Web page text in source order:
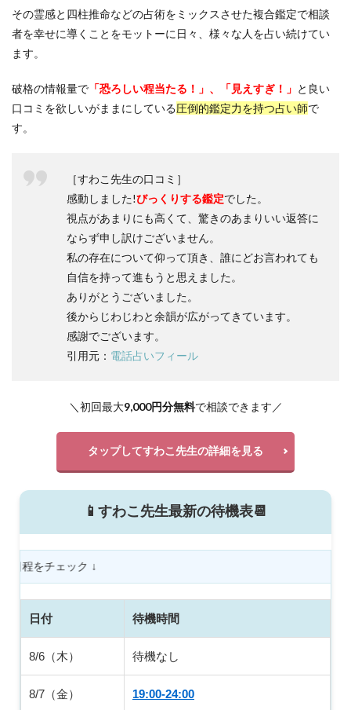
その霊感と四柱推命などの占術をミックスさせた複合鑑定で相談
者を幸せに導くことをモットーに日々、様々な人を占い続けてい
ます。
破格の情報量で 「恐ろしい程当たる！」、「見えすぎ！」 と良い
口コミを欲しいがままにしている圧倒的鑑定力を持つ占い師で
す。
［すわこ先生の口コミ］
感動しました!びっくりする鑑定でした。
視点があまりにも高くて、驚きのあまりいい返答に
ならず申し訳けございません。
私の存在について仰って頂き、誰にどお言われても
自信を持って進もうと思えました。
ありがとうございました。
後からじわじわと余韻が広がってきています。
感謝でございます。
引用元： 電話占いフィール
＼初回最大9,000円分無料で相談できます／
タップしてすわこ先生の詳細を見る
📱すわこ先生最新の待機表📆
日付 待機時間
8/6（木） 待機なし
8/7（金） 19:00-24:00